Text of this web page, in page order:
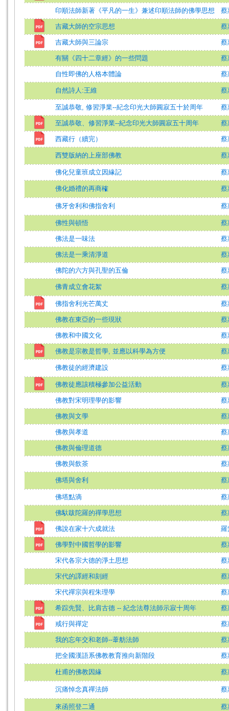
印順法師新著《平凡的一生》兼述印順法師的佛學思想 蔡
吉藏大師的空宗思想 蔡
吉藏大師與三論宗 蔡
有關《四十二章經》的一些問題 蔡
自性即佛的人格本體論 蔡
自然詩人:王維 蔡
至誠恭敬, 修習淨業--紀念印光大師圓寂五十於周年 蔡
至誠恭敬、修習淨業--紀念印光大師圓寂五十周年 蔡
西藏行（續完） 蔡
西雙版納的上座部佛教 蔡
佛化兒童班成立因緣記 蔡
佛化婚禮的再商榷 蔡
佛牙舍利和佛指舍利 蔡
佛性與頓悟 蔡
佛法是一味法 蔡
佛法是一乘清淨道 蔡
佛陀的六方與孔聖的五倫 蔡
佛青成立會花絮 蔡
佛指舍利光芒萬丈 蔡
佛教在東亞的一些現狀 蔡
佛教和中國文化 蔡
佛教是宗教是哲學, 並應以科學為方便 蔡
佛教徒的經濟建設 蔡
佛教徒應該積極參加公益活動 蔡
佛教對宋明理學的影響 蔡
佛教與文學 蔡
佛教與孝道 蔡
佛教與倫理道德 蔡
佛教與飲茶 蔡
佛塔與舍利 蔡
佛塔點滴 蔡
佛馱跋陀羅的禪學思想 蔡
佛說在家十六成就法 羅
佛學對中國哲學的影響 蔡
宋代各宗大德的淨土思想 蔡
宋代的譯經和刻經 蔡
宋代禪宗與程朱理學 蔡
希踪先賢、比肩古德 -- 紀念法尊法師示寂十周年 蔡
戒行與禪定 蔡
我的忘年交和老師--葦舫法師 蔡
把全國漢語系佛教教育推向新階段 蔡
杜甫的佛教因緣 蔡
沉痛悼念真禪法師 蔡
來函照登二通 蔡